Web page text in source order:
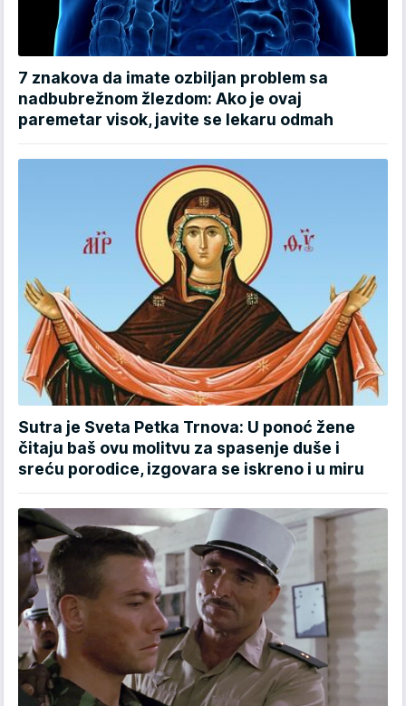
7 znakova da imate ozbiljan problem sa
nadbubrežnom žlezdom: Ako je ovaj
paremetar visok, javite se lekaru odmah
Sutra je Sveta Petka Trnova: U ponoć žene
čitaju baš ovu molitvu za spasenje duše i
sreću porodice, izgovara se iskreno i u miru